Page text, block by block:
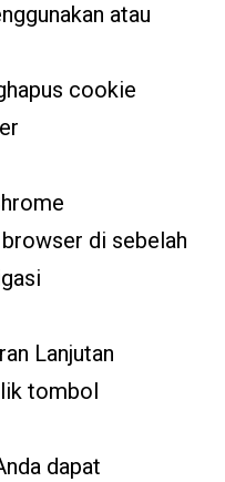
atau
cookie
di sebelah
Lanjutan
tombol
dapat